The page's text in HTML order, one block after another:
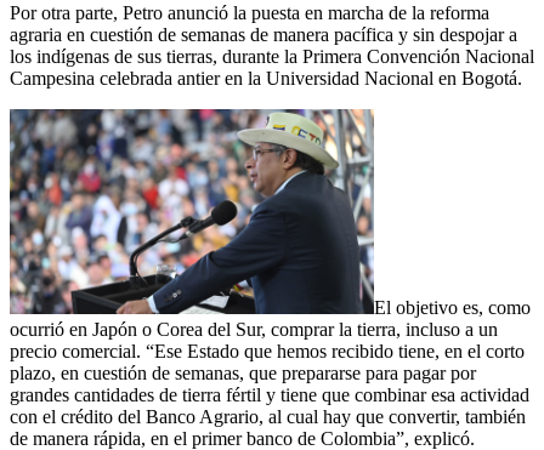
Por otra parte, Petro anunció la puesta en marcha de la reforma
agraria en cuestión de semanas de manera pacífica y sin despojar a
los indígenas de sus tierras, durante la Primera Convención Nacional
Campesina celebrada antier en la Universidad Nacional en Bogotá.
El objetivo es, como
ocurrió en Japón o Corea del Sur, comprar la tierra, incluso a un
precio comercial. “Ese Estado que hemos recibido tiene, en el corto
plazo, en cuestión de semanas, que prepararse para pagar por
grandes cantidades de tierra fértil y tiene que combinar esa actividad
con el crédito del Banco Agrario, al cual hay que convertir, también
de manera rápida, en el primer banco de Colombia”, explicó.